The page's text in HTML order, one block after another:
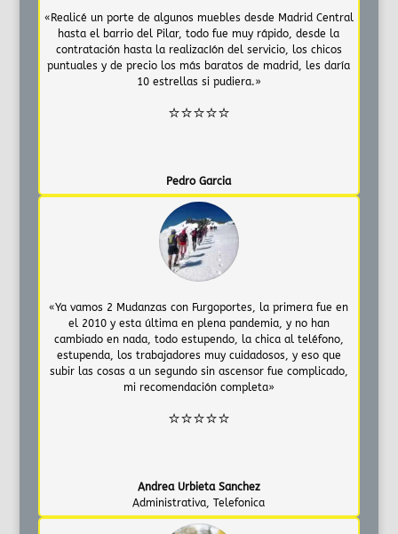
«Realicé un porte de algunos muebles desde Madrid Central
hasta el barrio del Pilar, todo fue muy rápido, desde la
contratación hasta la realizacIón del servicio, los chicos
puntuales y de precio los más baratos de madrid, les daría
10 estrellas si pudiera.»
⭐⭐⭐⭐⭐
Pedro Garcia
«Ya vamos 2 Mudanzas con Furgoportes, la primera fue en
el 2010 y esta última en plena pandemia, y no han
cambiado en nada, todo estupendo, la chica al teléfono,
estupenda, los trabajadores muy cuidadosos, y eso que
subir las cosas a un segundo sin ascensor fue complicado,
mi recomendación completa»
⭐⭐⭐⭐⭐
Andrea Urbieta Sanchez
Administrativa, Telefonica